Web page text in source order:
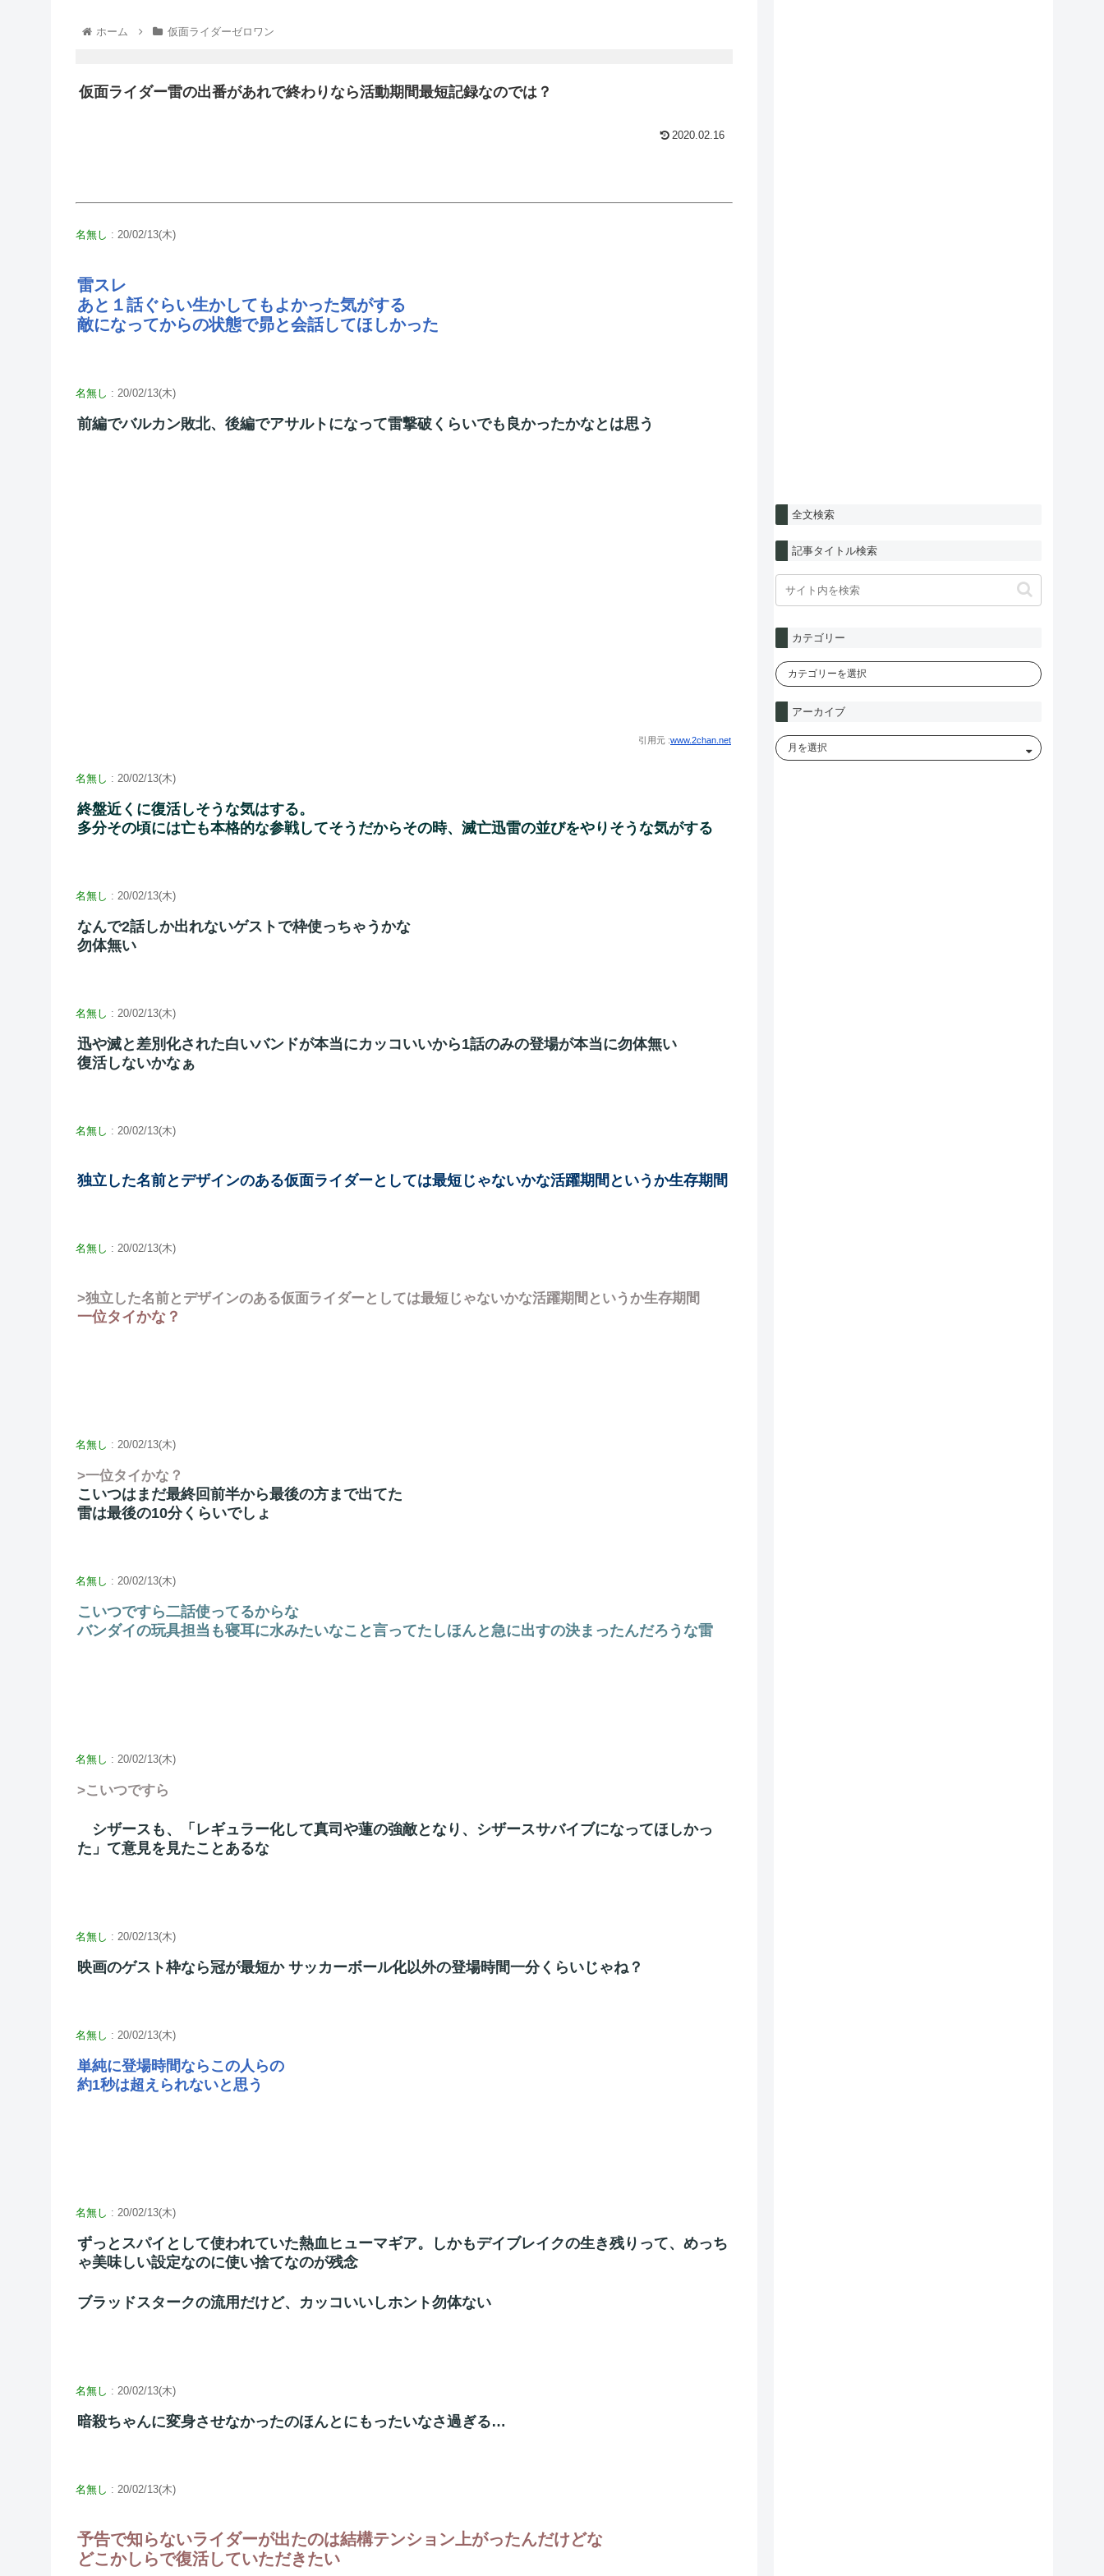
ホーム 仮面ライダーゼロワン
仮面ライダー雷の出番があれで終わりなら活動期間最短記録なのでは？
2020.02.16
名無し : 20/02/13(木)
雷スレ
あと１話ぐらい生かしてもよかった気がする
敵になってからの状態で昴と会話してほしかった
名無し : 20/02/13(木)
前編でバルカン敗北、後編でアサルトになって雷撃破くらいでも良かったかなとは思う
引用元 :www.2chan.net
名無し : 20/02/13(木)
終盤近くに復活しそうな気はする。
多分その頃には亡も本格的な参戦してそうだからその時、滅亡迅雷の並びをやりそうな気がする
名無し : 20/02/13(木)
なんで2話しか出れないゲストで枠使っちゃうかな
勿体無い
名無し : 20/02/13(木)
迅や滅と差別化された白いバンドが本当にカッコいいから1話のみの登場が本当に勿体無い
復活しないかなぁ
名無し : 20/02/13(木)
独立した名前とデザインのある仮面ライダーとしては最短じゃないかな活躍期間というか生存期間
名無し : 20/02/13(木)
>独立した名前とデザインのある仮面ライダーとしては最短じゃないかな活躍期間というか生存期間
一位タイかな？
名無し : 20/02/13(木)
>一位タイかな？
こいつはまだ最終回前半から最後の方まで出てた
雷は最後の10分くらいでしょ
名無し : 20/02/13(木)
こいつですら二話使ってるからな
バンダイの玩具担当も寝耳に水みたいなこと言ってたしほんと急に出すの決まったんだろうな雷
名無し : 20/02/13(木)
>こいつですら
シザースも、「レギュラー化して真司や蓮の強敵となり、シザースサバイブになってほしかっ
た」て意見を見たことあるな
名無し : 20/02/13(木)
映画のゲスト枠なら冠が最短か サッカーボール化以外の登場時間一分くらいじゃね？
名無し : 20/02/13(木)
単純に登場時間ならこの人らの
約1秒は超えられないと思う
名無し : 20/02/13(木)
ずっとスパイとして使われていた熱血ヒューマギア。しかもデイブレイクの生き残りって、めっち
ゃ美味しい設定なのに使い捨てなのが残念
ブラッドスタークの流用だけど、カッコいいしホント勿体ない
名無し : 20/02/13(木)
暗殺ちゃんに変身させなかったのほんとにもったいなさ過ぎる…
名無し : 20/02/13(木)
予告で知らないライダーが出たのは結構テンション上がったんだけどな
どこかしらで復活していただきたい
全文検索
記事タイトル検索
カテゴリー
アーカイブ